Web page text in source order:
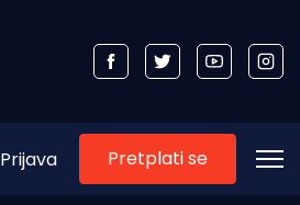
Prijava Pretplati se